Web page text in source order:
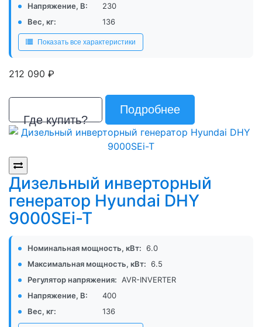
Напряжение, В:
230
Вес, кг:
136
Показать все характеристики
212 090 р.
Где купить?
Подробнее
Дизельный инверторный
генератор Hyundai DHY
9000SEi-T
Номинальная мощность, кВт: 6.0
Максимальная мощность, кВт: 6.5
Регулятор напряжения: AVR-INVERTER
Напряжение, В:
400
Вес, кг:
136